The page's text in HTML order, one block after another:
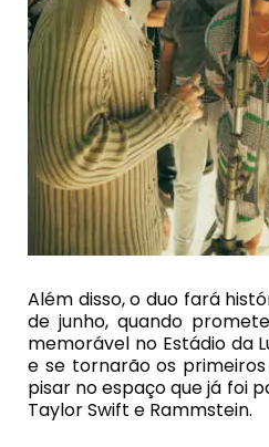
Além disso, o duo fará
de junho, quando
memorável no Estádio da
e se tornarão os
pisar no espaço que já foi
Taylor Swift e Rammstein.